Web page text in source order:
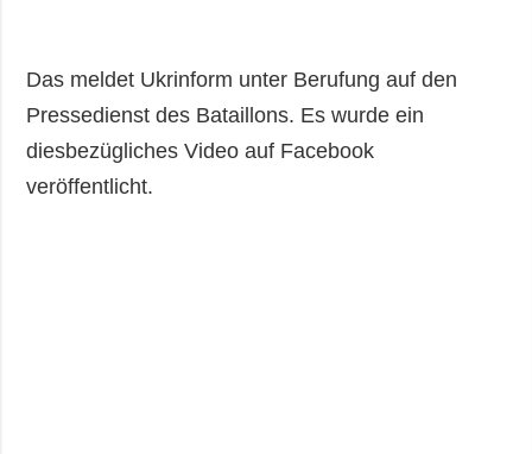
Das meldet Ukrinform unter Berufung auf den
Pressedienst des Bataillons. Es wurde ein
diesbezügliches Video auf Facebook
veröffentlicht.